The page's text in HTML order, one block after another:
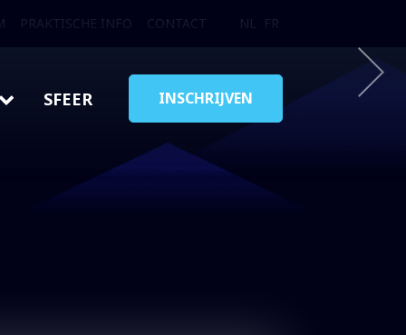
PRAKTISCHE INFO CONTACT NL FR
SFEER INSCHRIJVEN